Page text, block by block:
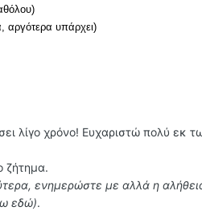
αργότερα υπάρχει)
λίγο χρόνο! Ευχαριστώ πολύ εκ
ζήτημα.
ενημερώστε με αλλά η
εδώ).